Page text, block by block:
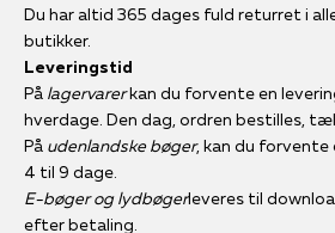
Du har altid 365 dages fuld returret i
butikker.
Leveringstid
På lagervarerkan du forvente en
hverdage. Den dag, ordren bestilles,
På udenlandske bøger, kan du forvente
4 til 9 dage.
E-bøger og lydbøgerleveres til
efter betaling.